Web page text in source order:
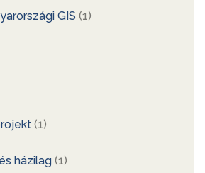
GIS (1)
(1)
házilag (1)